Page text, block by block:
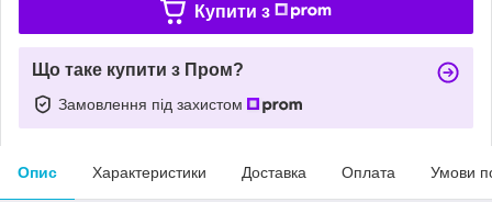
Купити з
Що таке купити з Пром?
Замовлення під захистом
Опис Характеристики Доставка Оплата Умови